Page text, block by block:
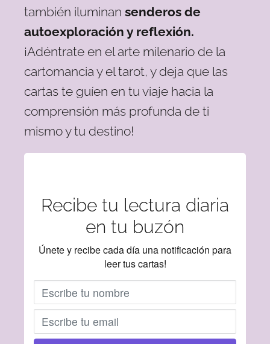
también iluminan senderos de
autoexploración y reflexión.
¡Adéntrate en el arte milenario de la
cartomancia y el tarot, y deja que las
cartas te guíen en tu viaje hacia la
comprensión más profunda de ti
mismo y tu destino!
Recibe tu lectura diaria
en tu buzón
Únete y recibe cada día una notificación para
leer tus cartas!